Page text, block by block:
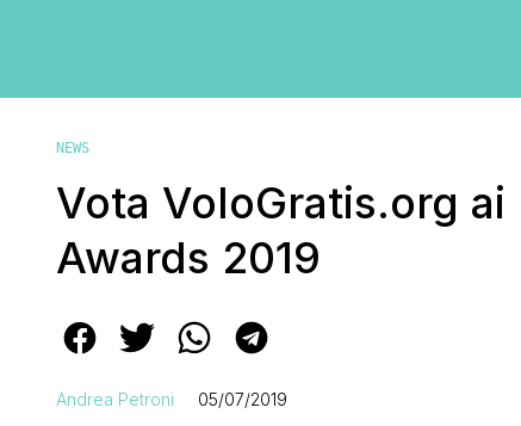
NEWS
Vota VoloGratis.org
Awards 2019
Andrea Petroni 05/07/2019